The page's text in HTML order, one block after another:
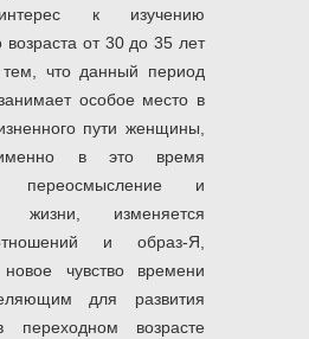
к изучению
возраста от 30 до 35 лет
тем, что данный период
особое место в
пути женщины,
в это время
переосмысление и
жизни, изменяется
и образ-Я,
новое чувство времени
для развития
возрасте